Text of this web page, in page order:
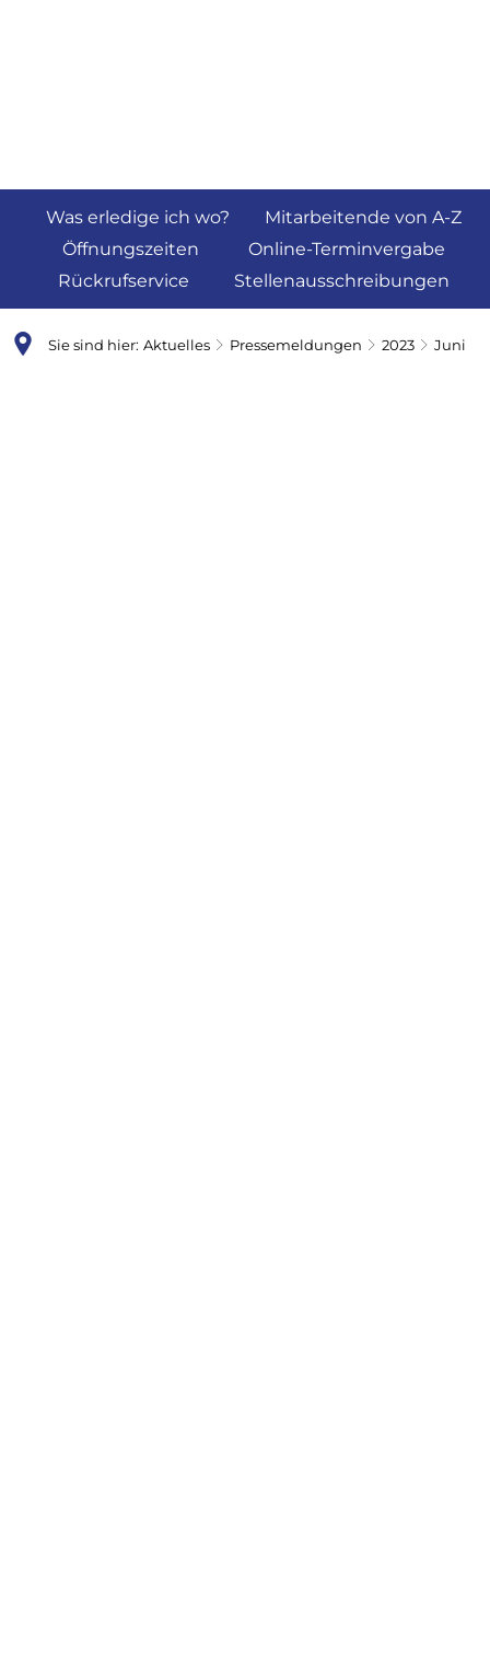
Was erledige ich wo?
Mitarbeitende von A-Z
Öffnungszeiten
Online-Terminvergabe
Rückrufservice
Stellenausschreibungen
Sie sind hier: Aktuelles Pressemeldungen 2023 Juni